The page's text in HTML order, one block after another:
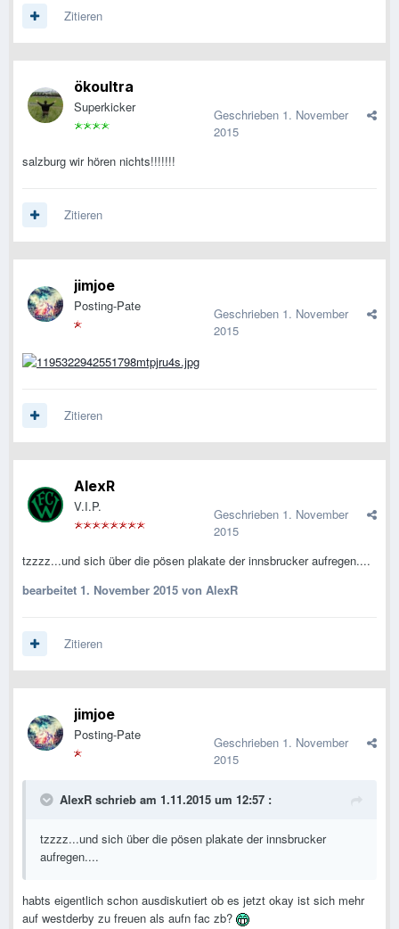
Zitieren
ökoultra
Superkicker Geschrieben 1. November
2015
salzburg wir hören nichts!!!!!!!
Zitieren
jimjoe
Posting-Pate Geschrieben 1. November
2015
Zitieren
AlexR
V.I.P. Geschrieben 1. November
2015
tzzzz...und sich über die pösen plakate der innsbrucker aufregen....
bearbeitet 1. November 2015 von AlexR
Zitieren
jimjoe
Posting-Pate Geschrieben 1. November
2015
AlexR schrieb am 1.11.2015 um 12:57 :
tzzzz...und sich über die pösen plakate der innsbrucker
aufregen....
habts eigentlich schon ausdiskutiert ob es jetzt okay ist sich mehr
auf westderby zu freuen als aufn fac zb?